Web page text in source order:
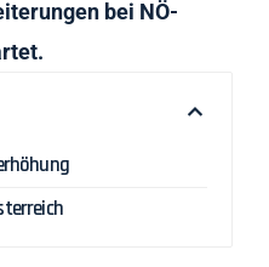
bei NÖ-